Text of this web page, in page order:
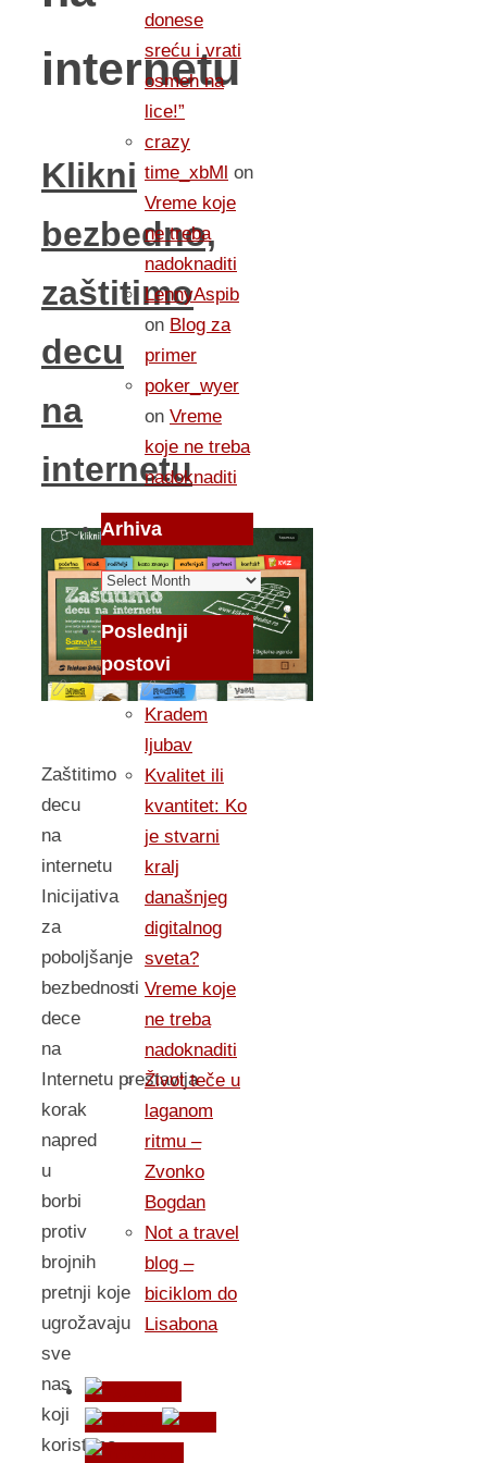
internetu
Klikni
bezbedno,
zaštitimo
decu
na
internetu
Zaštitimo
decu
na
internetu
Inicijativa
za
poboljšanje
bezbednosti
dece
na
Internetu prestavlja
korak
napred
u
borbi
protiv
brojnih
pretnji koje
ugrožavaju
sve
nas
koji
koristimo
donese
sreću i vrati
osmeh na
lice!”
crazy
time_xbMl on
Vreme koje
ne treba
nadoknaditi
LennyAspib
on Blog za
primer
poker_wyer
on Vreme
koje ne treba
nadoknaditi
Arhiva
Arhiva
Poslednji
postovi
Kradem
ljubav
Kvalitet ili
kvantitet: Ko
je stvarni
kralj
današnjeg
digitalnog
sveta?
Vreme koje
ne treba
nadoknaditi
Život teče u
laganom
ritmu –
Zvonko
Bogdan
Not a travel
blog –
biciklom do
Lisabona